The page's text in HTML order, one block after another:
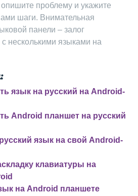
проблему и укажите
шаги. Внимательная
панели – залог
несколькими языками на
язык на русский на Android-
Android планшет на русский
язык на свой Android-
клавиатуры на
на Android планшете